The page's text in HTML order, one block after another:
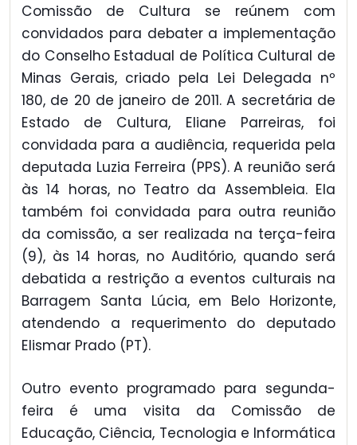
Comissão de Cultura se reúnem com
convidados para debater a implementação
do Conselho Estadual de Política Cultural de
Minas Gerais, criado pela Lei Delegada nº
180, de 20 de janeiro de 2011. A secretária de
Estado de Cultura, Eliane Parreiras, foi
convidada para a audiência, requerida pela
deputada Luzia Ferreira (PPS). A reunião será
às 14 horas, no Teatro da Assembleia. Ela
também foi convidada para outra reunião
da comissão, a ser realizada na terça-feira
(9), às 14 horas, no Auditório, quando será
debatida a restrição a eventos culturais na
Barragem Santa Lúcia, em Belo Horizonte,
atendendo a requerimento do deputado
Elismar Prado (PT).
Outro evento programado para segunda-
feira é uma visita da Comissão de
Educação, Ciência, Tecnologia e Informática